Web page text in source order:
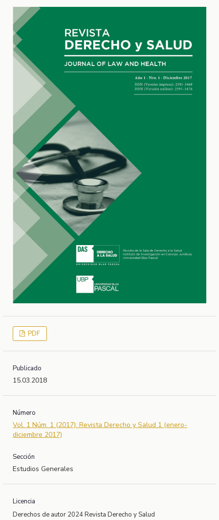
PDF
Publicado
15.03.2018
Número
Vol. 1 Núm. 1 (2017): Revista Derecho y Salud 1 (enero-
diciembre 2017)
Sección
Estudios Generales
Licencia
Derechos de autor 2024 Revista Derecho y Salud